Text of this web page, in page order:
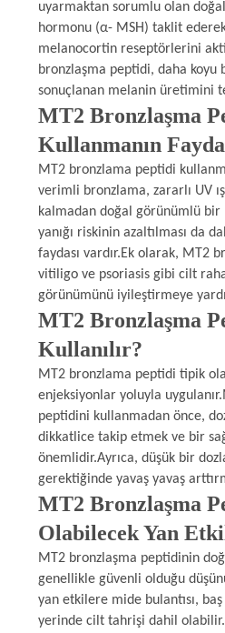
uyarmaktan sorumlu olan
hormonu (α- MSH) taklit ederek
melanocortin reseptörlerini
bronzlaşma peptidi, daha
sonuçlanan melanin üretimini
MT2 Bronzlaşma
Kullanmanın
MT2 bronzlama peptidi
verimli bronzlama, zararlı UV
kalmadan doğal görünümlü bir
yanığı riskinin azaltılması da
faydası vardır.Ek olarak, MT2
vitiligo ve psoriasis gibi cilt
görünümünü iyileştirmeye
MT2 Bronzlaşma
Kullanılır?
MT2 bronzlama peptidi tipik
enjeksiyonlar yoluyla
peptidini kullanmadan önce,
dikkatlice takip etmek ve bir
önemlidir.Ayrıca, düşük bir
gerektiğinde yavaş yavaş
MT2 Bronzlaşma
Olabilecek Yan
MT2 bronzlaşma peptidinin
genellikle güvenli olduğu
yan etkilere mide bulantısı,
yerinde cilt tahrişi dahil